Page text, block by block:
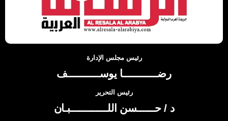
رئيس مجلس الإدارة
رضــــــــــــا يوســـــــــــف
رئيس التحرير
د / حــــــسن اللـــــــــــــبـان